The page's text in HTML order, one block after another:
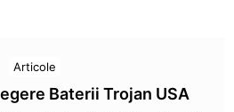
Articole
Baterii Trojan USA